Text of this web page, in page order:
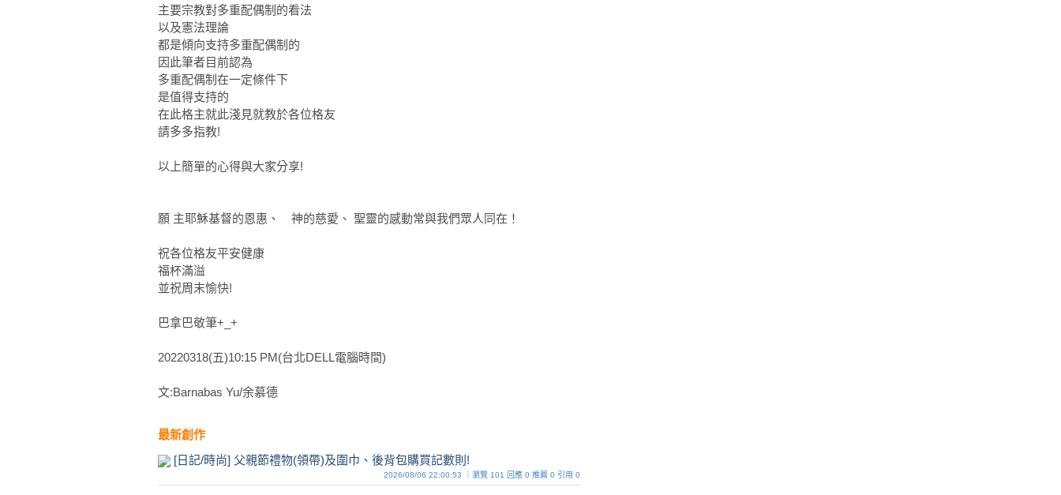
主要宗教對多重配偶制的看法
以及憲法理論
都是傾向支持多重配偶制的
因此筆者目前認為
多重配偶制在一定條件下
是值得支持的
在此格主就此淺見就教於各位格友
請多多指教!
以上簡單的心得與大家分享!
願 主耶穌基督的恩惠、 神的慈愛、 聖靈的感動常與我們眾人同在！
祝各位格友平安健康
福杯滿溢
並祝周末愉快!
巴拿巴敬筆+_+
20220318(五)10:15 PM(台北DELL電腦時間)
文:Barnabas Yu/余慕德
最新創作
[日記/時尚] 父親節禮物(領帶)及圍巾、後背包購買記數則!
2026/08/06 22:00:53 ｜瀏覽 101 回應 0 推薦 0 引用 0